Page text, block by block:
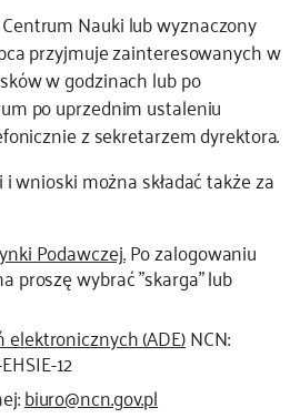
Nauki lub wyznaczony
przyjmuje zainteresowanych w
w godzinach lub po
po uprzednim ustaleniu
z sekretarzem dyrektora.
wnioski można składać także za
Podawczej.Po zalogowaniu
proszę wybrać "skarga" lub
elektronicznych (ADE)NCN:
12
biuro@ncn.gov.pl